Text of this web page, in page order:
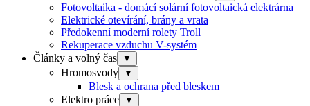
Fotovoltaika - domácí solární fotovoltaická elektrárna
Elektrické otevírání, brány a vrata
Předokenní moderní rolety Troll
Rekuperace vzduchu V-systém
Články a volný čas
▼
Hromosvody ▼
Blesk a ochrana před bleskem
Elektro práce
▼